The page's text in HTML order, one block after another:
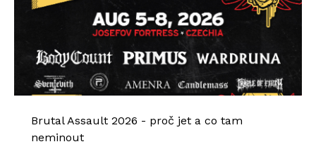
Brutal Assault 2026 - proč jet a co tam
neminout